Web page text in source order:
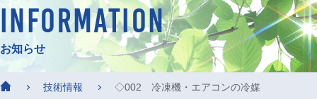
INFORMATION
お知らせ
技術情報 ◇002 冷凍機・エアコンの冷媒